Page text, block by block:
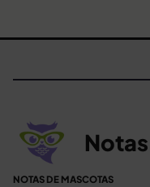
NOTAS DE MASCOTAS